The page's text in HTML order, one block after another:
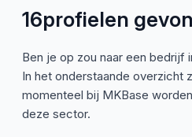
16profielen
Ben je op zou naar een bedrijf
In het onderstaande overzicht
momenteel bij MKBase
deze sector.